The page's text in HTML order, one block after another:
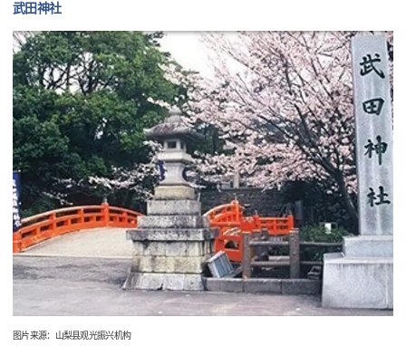
武田神社
图片来源：山梨县观光振兴机构